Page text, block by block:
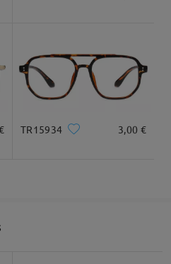
comentario
TR15934 3,00 €